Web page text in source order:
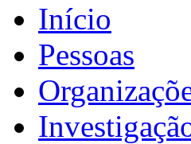
Início
Pessoas